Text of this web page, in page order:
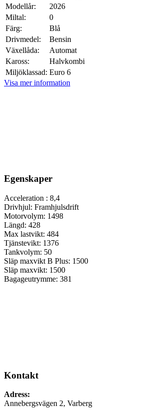
Modellår:
2026
Miltal:
0
Färg:
Blå
Drivmedel:
Bensin
Växellåda:
Automat
Kaross:
Halvkombi
Miljöklassad: Euro 6
Visa mer information
Egenskaper
Acceleration : 8,4
Drivhjul: Framhjulsdrift
Motorvolym: 1498
Längd: 428
Max lastvikt: 484
Tjänstevikt: 1376
Tankvolym: 50
Släp maxvikt B Plus: 1500
Släp maxvikt: 1500
Bagageutrymme: 381
Kontakt
Adress:
Annebergsvägen 2, Varberg